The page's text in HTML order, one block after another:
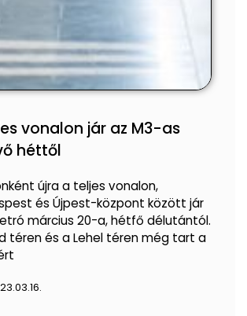
vonalon jár az M3-as
héttől
újra a teljes vonalon,
és Újpest-központ között jár
március 20-a, hétfő délutántól.
téren és a Lehel téren még tart a